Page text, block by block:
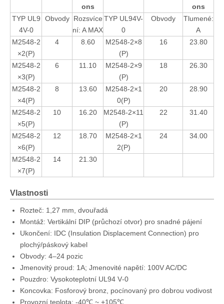
ons
ons
TYP UL9
4V-0
Obvody Rozsvíce
ní: A MAX
TYP UL94V-
0
Obvody
Tlumené:
A
M2548-2
×2(P)
4 8.60
M2548-2×8
(P)
16 23.80
M2548-2
×3(P)
6 11.10
M2548-2×9
(P)
18 26.30
M2548-2
×4(P)
8 13.60
M2548-2×1
0(P)
20 28.90
M2548-2
×5(P)
10 16.20
M2548-2×11
(P)
22 31.40
M2548-2
×6(P)
12 18.70
M2548-2×1
2(P)
24 34.00
M2548-2
×7(P)
14 21.30
Vlastnosti
Rozteč: 1,27 mm, dvouřadá
Montáž: Vertikální DIP (průchozí otvor) pro snadné pájení
Ukončení: IDC (Insulation Displacement Connection) pro
plochý/páskový kabel
Obvody: 4–24 pozic
Jmenovitý proud: 1A; Jmenovité napětí: 100V AC/DC
Pouzdro: Vysokoteplotní UL94 V‑0
Koncovka: Fosforový bronz, pocínovaný pro dobrou vodivost
Provozní teplota: -40℃ ~ +105℃